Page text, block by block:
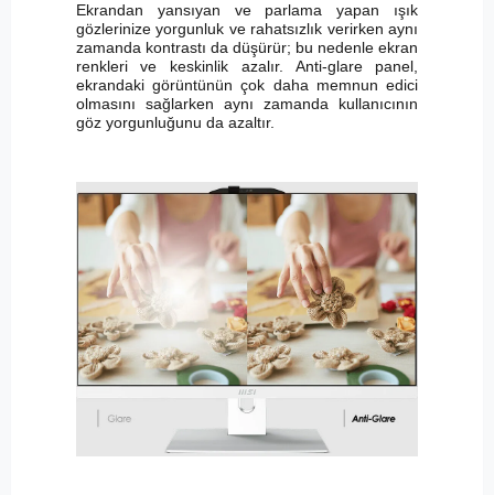
Ekrandan yansıyan ve parlama yapan ışık
gözlerinize yorgunluk ve rahatsızlık verirken aynı
zamanda kontrastı da düşürür; bu nedenle ekran
renkleri ve keskinlik azalır. Anti-glare panel,
ekrandaki görüntünün çok daha memnun edici
olmasını sağlarken aynı zamanda kullanıcının
göz yorgunluğunu da azaltır.